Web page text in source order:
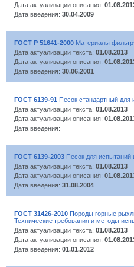
Дата актуализации описания:
Дата введения: 30.04.2009
ГОСТ Р 51641-2000 Материалы
Дата актуализации текста: 01.08.2013
Дата актуализации описания:
Дата введения: 30.06.2001
ГОСТ 6139-91 Песок стандартный для
Дата актуализации текста: 01.08.2013
Дата актуализации описания:
Дата введения:
ГОСТ 6139-2003 Песок для испытаний
Дата актуализации текста: 01.08.2013
Дата актуализации описания:
Дата введения: 31.08.2004
ГОСТ 31426-2010 Породы горные
Технические требования и методы
Дата актуализации текста: 01.08.2013
Дата актуализации описания:
Дата введения: 01.01.2012